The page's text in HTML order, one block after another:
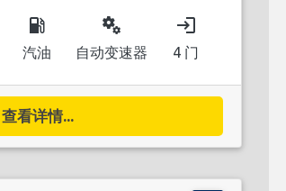
local_gas_station
汽油
miscellaneous_services
自动变速器
login
4 门
查看详情...